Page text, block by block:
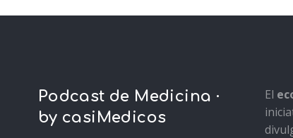
Podcast de Medicina ·
by casiMedicos
El